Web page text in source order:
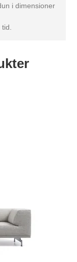
i dimensioner
tid.